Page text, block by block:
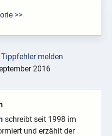
>>
Tippfehler melden
2016
schreibt seit 1998 im
und erzählt der